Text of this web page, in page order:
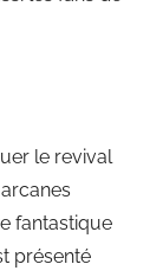
le revival
fantastique
présenté